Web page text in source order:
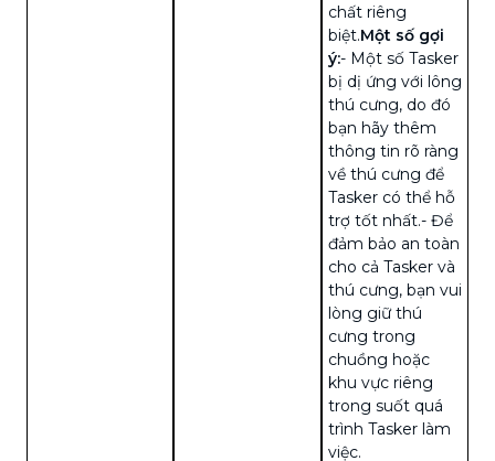
chất riêng
biệt.Một số gợi
ý:- Một số Tasker
bị dị ứng với lông
thú cưng, do đó
bạn hãy thêm
thông tin rõ ràng
về thú cưng để
Tasker có thể hỗ
trợ tốt nhất.- Để
đảm bảo an toàn
cho cả Tasker và
thú cưng, bạn vui
lòng giữ thú
cưng trong
chuồng hoặc
khu vực riêng
trong suốt quá
trình Tasker làm
việc.